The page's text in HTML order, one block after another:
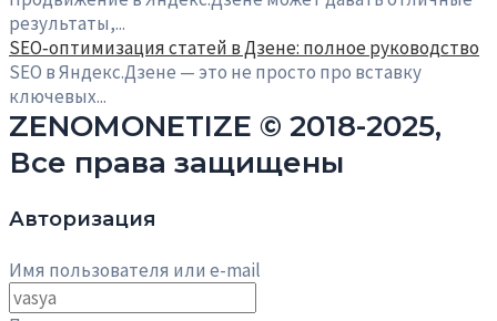
результаты,...
SEO‑оптимизация статей в Дзене: полное руководство
SEO в Яндекс.Дзене — это не просто про вставку
ключевых...
ZENOMONETIZE © 2018-2025,
Все права защищены
Авторизация
Имя пользователя или e-mail